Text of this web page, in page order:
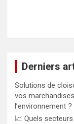
Derniers
Solutions de
vos
l’environnement ?
📈 Quels